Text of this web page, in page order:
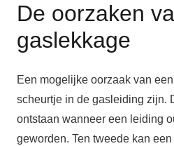
De oorzaken
gaslekkage
Een mogelijke oorzaak van
scheurtje in de gasleiding zijn.
ontstaan wanneer een leiding
geworden. Ten tweede kan